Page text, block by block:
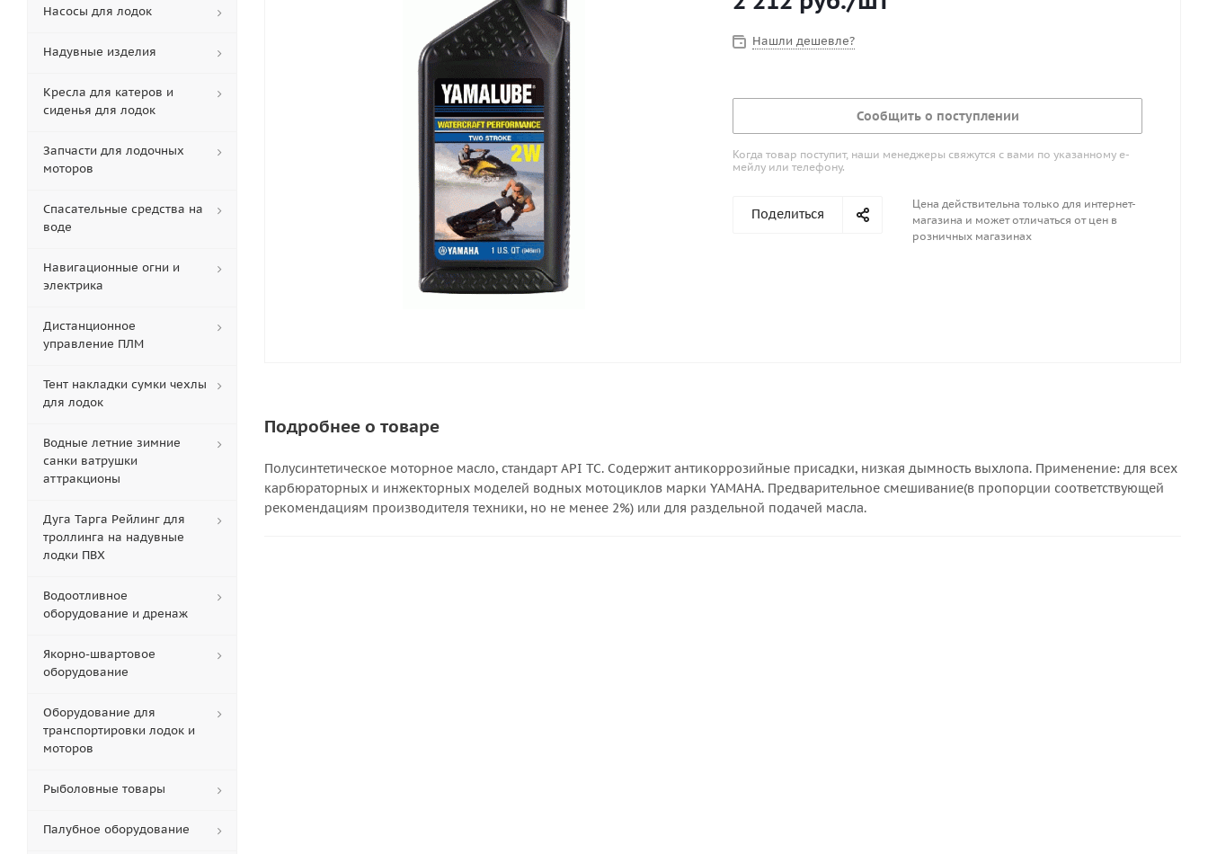
подачей масла.
Нашли дешевле?
Сообщить о поступлении
Когда товар поступит, наши менеджеры свяжутся с вами по указанному е-
мейлу или телефону.
Поделиться
Цена действительна только для интернет-
магазина и может отличаться от цен в
розничных магазинах
Подробнее о товаре
Полусинтетическое моторное масло, стандарт API TC. Содержит антикоррозийные присадки, низкая дымность выхлопа. Применение: для всех
карбюраторных и инжекторных моделей водных мотоциклов марки YAMAHA. Предварительное смешивание(в пропорции соответствующей
рекомендациям производителя техники, но не менее 2%) или для раздельной подачей масла.
Насосы для лодок
Надувные изделия
Кресла для катеров и
сиденья для лодок
Запчасти для лодочных
моторов
Спасательные средства на
воде
Навигационные огни и
электрика
Дистанционное
управление ПЛМ
Тент накладки сумки чехлы
для лодок
Водные летние зимние
санки ватрушки
аттракционы
Дуга Тарга Рейлинг для
троллинга на надувные
лодки ПВХ
Водоотливное
оборудование и дренаж
Якорно-швартовое
оборудование
Оборудование для
транспортировки лодок и
моторов
Рыболовные товары
Палубное оборудование